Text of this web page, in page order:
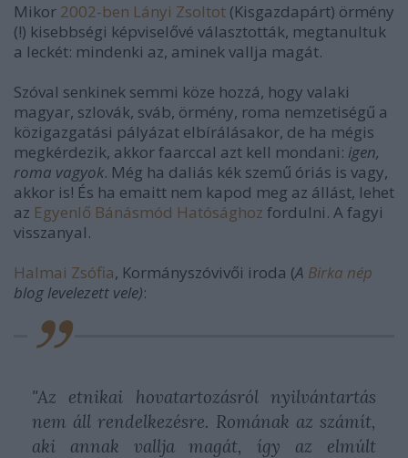
Mikor 2002-ben Lányi Zsoltot (Kisgazdapárt) örmény
(!) kisebbségi képviselővé választották, megtanultuk
a leckét: mindenki az, aminek vallja magát.
Szóval senkinek semmi köze hozzá, hogy valaki
magyar, szlovák, sváb, örmény, roma nemzetiségű a
közigazgatási pályázat elbírálásakor, de ha mégis
megkérdezik, akkor faarccal azt kell mondani: igen,
roma vagyok. Még ha daliás kék szemű óriás is vagy,
akkor is! És ha emaitt nem kapod meg az állást, lehet
az Egyenlő Bánásmód Hatósághoz fordulni. A fagyi
visszanyal.
Halmai Zsófia, Kormányszóvivői iroda (A Birka nép
blog levelezett vele):
"Az etnikai hovatartozásról nyilvántartás
nem áll rendelkezésre. Romának az számít,
aki annak vallja magát, így az elmúlt